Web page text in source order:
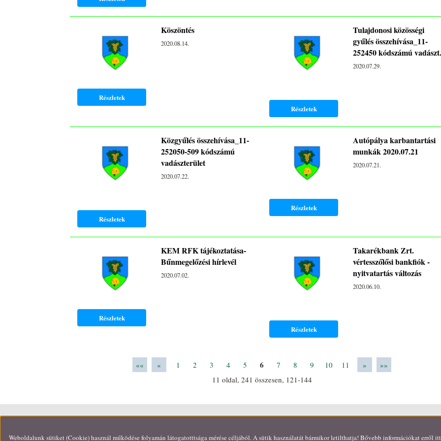
Köszöntés
2020.08.14.
Részletek
Tulajdonosi közösségi
gyűlés összehívása_11-
252450 kódszámú
2020.07.29.
Részletek
Közgyűlés összehívása_11-
252050-509 kódszámú
vadászterület
2020.07.22.
Részletek
Autópálya karbantartási
munkák 2020.07.21
2020.07.21.
Részletek
KEM RFK tájékoztatása-
Bűnmegelőzési hírlevél
2020.07.02.
Részletek
Takarékbank Zrt.
vértesszőlősi bankfiók -
nyitvatartás változás
2020.06.10.
Részletek
«« « 1 2 3 4 5 6 7 8 9 10 11 »
»»
11 oldal, 241 összesen, 121-144
Weboldalunk sütiket (Cookie) használ működése folyamán látogatotttsága mérése céljából. A sütik használatát bármikor letilthatja! Bővebb információkat erről